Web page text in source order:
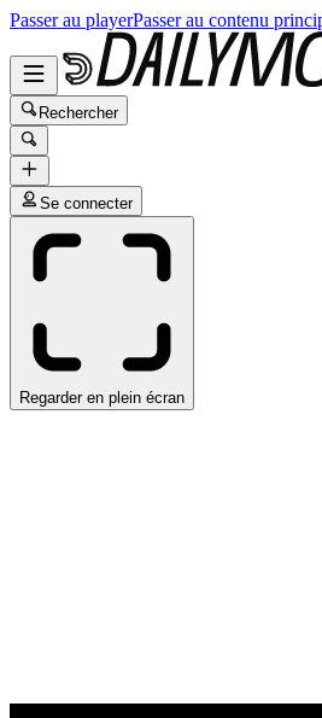
Passer au playerPasser au contenu
Rechercher
Se connecter
Regarder en plein écran